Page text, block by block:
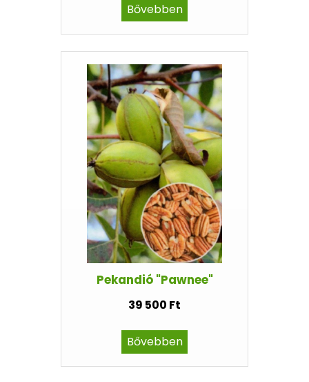
Bővebben
Pekandió "Pawnee"
39 500 Ft
Bővebben